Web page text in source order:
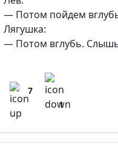
— Потом пойдем
Лягушка:
— Потом вглубь.
7
1